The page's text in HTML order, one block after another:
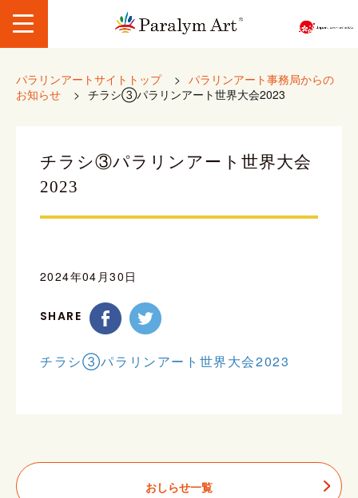
パラリンアートサイトトップ > パラリンアート事務局からの
お知らせ
> チラシ③パラリンアート世界大会2023
チラシ③パラリンアート世界大会
2023
2024年04月30日
SHARE
チラシ③パラリンアート世界大会2023
おしらせ一覧